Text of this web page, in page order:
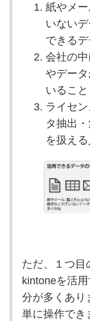
紙やメ
いない
できる
会社の
やデー
いること
ライセ
タ抽出
を扱え
ただ、１つ目
kintoneを活
分が多くあり
単に操作でき